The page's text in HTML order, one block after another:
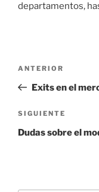
departamentos,
entradas
Entrada
anterior:
ANTERIOR
Exits en el
Siguiente
entrada
SIGUIENTE
Dudas sobre el